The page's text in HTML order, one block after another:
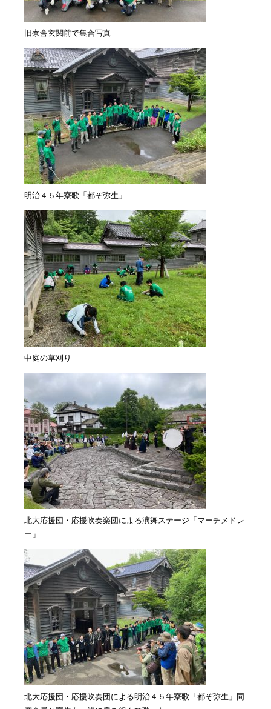
旧寮舎玄関前で集合写真
明治４５年寮歌「都ぞ弥生」
中庭の草刈り
北大応援団・応援吹奏楽団による演舞ステージ「マーチメドレ
ー」
北大応援団・応援吹奏団による明治４５年寮歌「都ぞ弥生」同